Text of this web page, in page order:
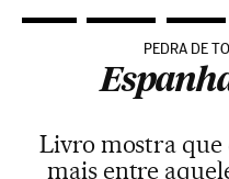
PEDRA DE
Livro mostra que
mais entre